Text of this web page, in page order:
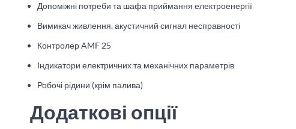
Допоміжні потреби та шафа приймання електроенергії
Вимикач живлення, акустичний сигнал несправності
Контролер AMF 25
Індикатори електричних та механічних параметрів
Робочі рідини (крім палива)
Додаткові опції